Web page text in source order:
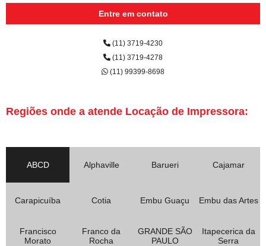
Entre em contato
(11) 3719-4230
(11) 3719-4278
(11) 99399-8698
Regiões onde a atende Locação de Impressora:
ABCD Alphaville Barueri Cajamar
Carapicuíba Cotia Embu Guaçu Embu das Artes
Francisco
Morato
Franco da
Rocha
GRANDE SÃO
PAULO
Itapecerica da
Serra